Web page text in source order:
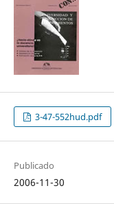
3-47-552hud.pdf
Publicado
2006-11-30